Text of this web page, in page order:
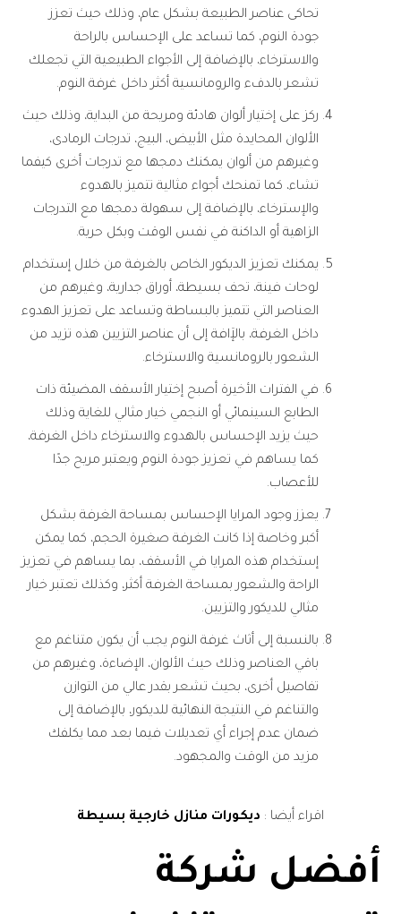
تحاكى عناصر الطبيعة بشكل عام، وذلك حيث تعزز
جودة النوم، كما تساعد على الإحساس بالراحة
والاسترخاء، بالإضافة إلى الأجواء الطبيعية التي تجعلك
تشعر بالدفء والرومانسية أكثر داخل غرفة النوم.
ركز على إختيار ألوان هادئة ومريحة من البداية، وذلك حيث
الألوان المحايدة مثل الأبيض، البيج، تدرجات الرمادى،
وغيرهم من ألوان يمكنك دمجها مع تدرجات أخرى كيفما
تشاء، كما تمنحك أجواء مثالية تتميز بالهدوء
والإسترخاء، بالإضافة إلى سهولة دمجها مع التدرجات
الزاهية أو الداكنة في نفس الوقت وبكل حرية.
يمكنك تعزيز الديكور الخاص بالغرفة من خلال إستخدام
لوحات فينة، تحف بسيطة، أوراق جدارية، وغيرهم من
العناصر التي تتميز بالبساطة وتساعد على تعزيز الهدوء
داخل الغرفة، بالإَافة إلى أن عناصر التزيين هذه تزيد من
الشعور بالرومانسية والاسترخاء.
في الفترات الأخيرة أصبح إختيار الأسقف المضيئة ذات
الطابع السينمائي أو النجمي خيار مثالي للغاية وذلك
حيث يزيد الإحساس بالهدوء والاسترخاء داخل الغرفة،
كما يساهم في تعزيز جودة النوم ويعتبر مريح جدًا
للأعصاب.
يعزز وجود المرايا الإحساس بمساحة الغرفة بشكل
أكبر وخاصة إذا كانت الغرفة صغيرة الحجم، كما يمكن
إستخدام هذه المرايا في الأسقف، بما يساهم في تعزيز
الراحة والشعور بمساحة الغرفة أكثر، وكذلك تعتبر خيار
مثالي للديكور والتزيين.
بالنسبة إلى أثاث غرفة النوم يجب أن يكون متناغم مع
باقي العناصر وذلك حيث الألوان، الإضاءة، وغيرهم من
تفاصيل أخرى، بحيث تشعر بقدر عالي من التوازن
والتناغم في النتيجة النهائية للديكور، بالإضافة إلى
ضمان عدم إجراء أي تعديلات فيما بعد مما يكلفك
مزيد من الوقت والمجهود.
اقراء أيضا : ديكورات منازل خارجية بسيطة
أفضل شركة